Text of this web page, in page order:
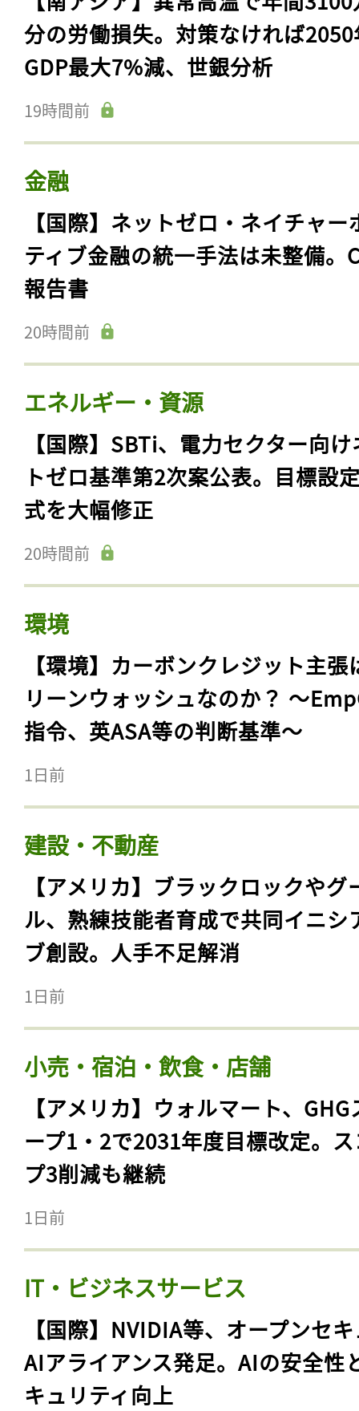
分の労働損失。対策なければ
GDP最大7%減、世銀分析
19時間前
金融
【国際】ネットゼロ・ネイチャー
ティブ金融の統一手法は未整備。
報告書
20時間前
エネルギー・資源
【国際】SBTi、電力セクター向
トゼロ基準第2次案公表。目標設
式を大幅修正
20時間前
環境
【環境】カーボンクレジット主張
リーンウォッシュなのか？ 〜
指令、英ASA等の判断基準〜
1日前
建設・不動産
【アメリカ】ブラックロックやグ
ル、熟練技能者育成で共同イニシ
ブ創設。人手不足解消
1日前
小売・宿泊・飲食・店舗
【アメリカ】ウォルマート、GHG
ープ1・2で2031年度目標改定。
プ3削減も継続
1日前
IT・ビジネスサービス
【国際】NVIDIA等、オープンセ
AIアライアンス発足。AIの安全性
キュリティ向上